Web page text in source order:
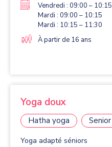
Vendredi : 09:00 – 10:15
Mardi : 09:00 – 10:15
Mardi : 10:15 – 11:30
À partir de 16 ans
Yoga doux
Hatha yoga Senior
Yoga adapté séniors